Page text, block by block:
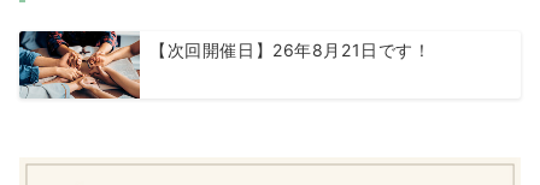
【次回開催日】26年8月21日です！